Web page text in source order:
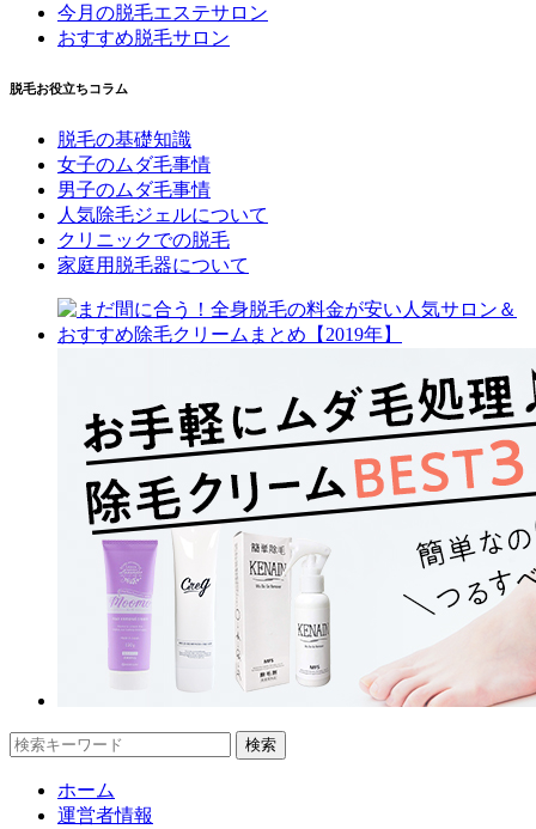
今月の脱毛エステサロン
おすすめ脱毛サロン
脱毛お役立ちコラム
脱毛の基礎知識
女子のムダ毛事情
男子のムダ毛事情
人気除毛ジェルについて
クリニックでの脱毛
家庭用脱毛器について
ホーム
運営者情報